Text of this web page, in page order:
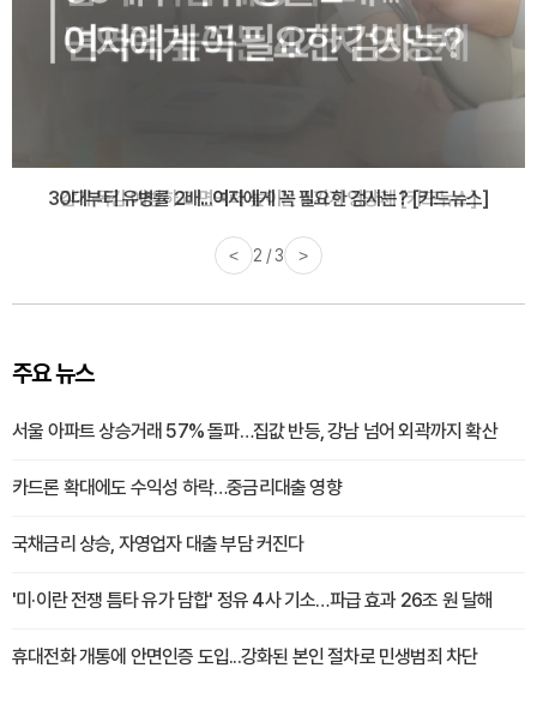
감기·독감 예방하고 면역력 높이는 4가지 영양제 [카드뉴스]
< 3 / 3 >
주요 뉴스
서울 아파트 상승거래 57% 돌파…집값 반등, 강남 넘어 외곽까지 확산
카드론 확대에도 수익성 하락…중금리대출 영향
국채금리 상승, 자영업자 대출 부담 커진다
'미·이란 전쟁 틈타 유가 담합' 정유 4사 기소…파급 효과 26조 원 달해
휴대전화 개통에 안면인증 도입...강화된 본인 절차로 민생범죄 차단